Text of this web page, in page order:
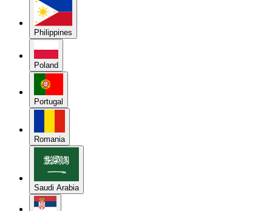
Philippines
Poland
Portugal
Romania
Saudi Arabia